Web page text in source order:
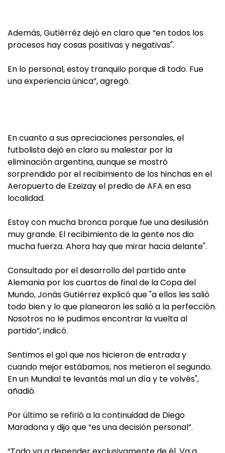
Además, Gutiérréz dejó en claro que “en todos los
procesos hay cosas positivas y negativas".
En lo personal, estoy tranquilo porque di todo. Fue
una experiencia única”, agregó.
En cuanto a sus apreciaciones personales, el
futbolista dejó en claro su malestar por la
eliminación argentina, aunque se mostró
sorprendido por el recibimiento de los hinchas en el
Aeropuerto de Ezeizay el predio de AFA en esa
localidad.
Estoy con mucha bronca porque fue una desilusión
muy grande. El recibimiento de la gente nos dio
mucha fuerza. Ahora hay que mirar hacia delante".
Consultado por el desarrollo del partido ante
Alemania por los cuartos de final de la Copa del
Mundo, Jonás Gutiérrez explicó que "a ellos les salió
todo bien y lo que planearon les salió a la perfección.
Nosotros no le pudimos encontrar la vuelta al
partido”, indicó.
Sentimos el gol que nos hicieron de entrada y
cuando mejor estábamos, nos metieron el segundo.
En un Mundial te levantás mal un día y te volvés",
añadió.
Por último se refirió a la continuidad de Diego
Maradona y dijo que “es una decisión personal”.